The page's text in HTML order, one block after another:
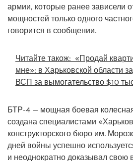
армии, которые ранее зависели
мощностей только одного
говорится в сообщении.
Читайте також: «Продай
мне»: в Харьковской области
ВСП за вымогательство $10
БТР-4 — мощная боевая
создана специалистами
конструкторского бюро им.
дней войны успешно
и неоднократно доказывал свою